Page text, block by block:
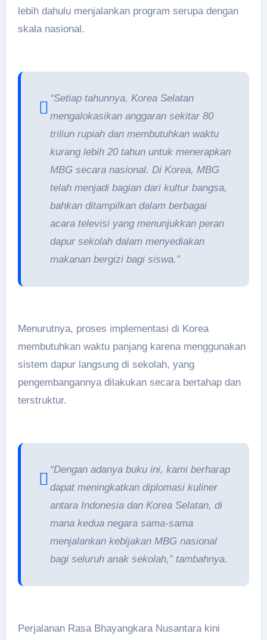
lebih dahulu menjalankan program serupa dengan
skala nasional.
“Setiap tahunnya, Korea Selatan
mengalokasikan anggaran sekitar 80
triliun rupiah dan membutuhkan waktu
kurang lebih 20 tahun untuk menerapkan
MBG secara nasional. Di Korea, MBG
telah menjadi bagian dari kultur bangsa,
bahkan ditampilkan dalam berbagai
acara televisi yang menunjukkan peran
dapur sekolah dalam menyediakan
makanan bergizi bagi siswa.”
Menurutnya, proses implementasi di Korea
membutuhkan waktu panjang karena menggunakan
sistem dapur langsung di sekolah, yang
pengembangannya dilakukan secara bertahap dan
terstruktur.
“Dengan adanya buku ini, kami berharap
dapat meningkatkan diplomasi kuliner
antara Indonesia dan Korea Selatan, di
mana kedua negara sama-sama
menjalankan kebijakan MBG nasional
bagi seluruh anak sekolah,” tambahnya.
Perjalanan Rasa Bhayangkara Nusantara kini